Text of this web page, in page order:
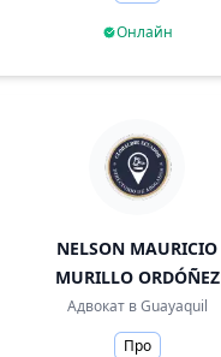
Онлайн
NELSON MAURICIO
MURILLO ORDÓÑEZ
Адвокат в Guayaquil
Про